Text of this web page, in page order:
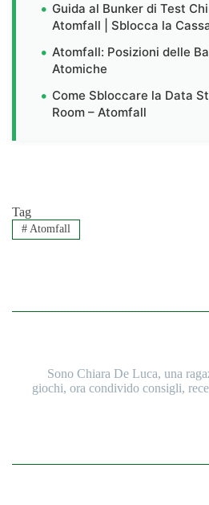
Guida al Bunker di Test
Atomfall | Sblocca la
Atomfall: Posizioni delle
Atomiche
Come Sbloccare la Data
Room – Atomfall
Tag
#Atomfall
Sono Chiara De Luca, una
giochi, ora condivido consigli,